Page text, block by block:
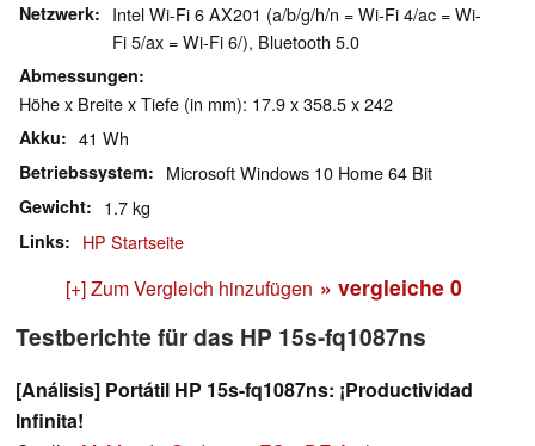
Netzwerk
Intel Wi-Fi 6 AX201 (a/b/g/h/n = Wi-Fi 4/ac = Wi-
Fi 5/ax = Wi-Fi 6/), Bluetooth 5.0
Abmessungen
Höhe x Breite x Tiefe (in mm): 17.9 x 358.5 x 242
Akku 41 Wh
Betriebssystem Microsoft Windows 10 Home 64 Bit
Gewicht 1.7 kg
Links HP Startseite
[+] Zum Vergleich hinzufügen » vergleiche 0
Testberichte für das HP 15s-fq1087ns
[Análisis] Portátil HP 15s-fq1087ns: ¡Productividad
Infinita!